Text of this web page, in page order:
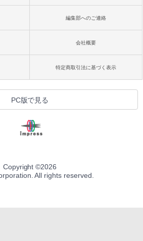
編集部へのご連絡
会社概要
特定商取引法に基づく表示
PC版で見る
Copyright ©2026
All rights reserved.